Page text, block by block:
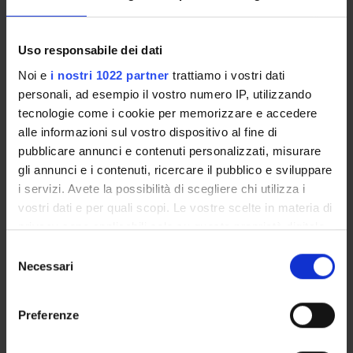
Uso responsabile dei dati
Noi e i nostri 1022 partner trattiamo i vostri dati
personali, ad esempio il vostro numero IP, utilizzando
tecnologie come i cookie per memorizzare e accedere
alle informazioni sul vostro dispositivo al fine di
pubblicare annunci e contenuti personalizzati, misurare
gli annunci e i contenuti, ricercare il pubblico e sviluppare
i servizi. Avete la possibilità di scegliere chi utilizza i
vostri dati e per quali scopi. Le vostre scelte in materia di
privacy sono applicabili solo su questa proprietà digitale
modificare o revocare il proprio consenso in qualsiasi
momento dalla Dichiarazione sui cookie o facendo clic
Necessari
Preferenze
Stato
4. La Costituzione italiana:
- introduzione: il concetto di costituzione
- origini storiche
- caratteristiche
- principi fondamentali
- diritti e i doveri dei cittadini
- organi costituzionali:
a) il Parlamento
b) il Governo
c) il Presidente della Repubblica
- il potere giudiziario
Bibliografia